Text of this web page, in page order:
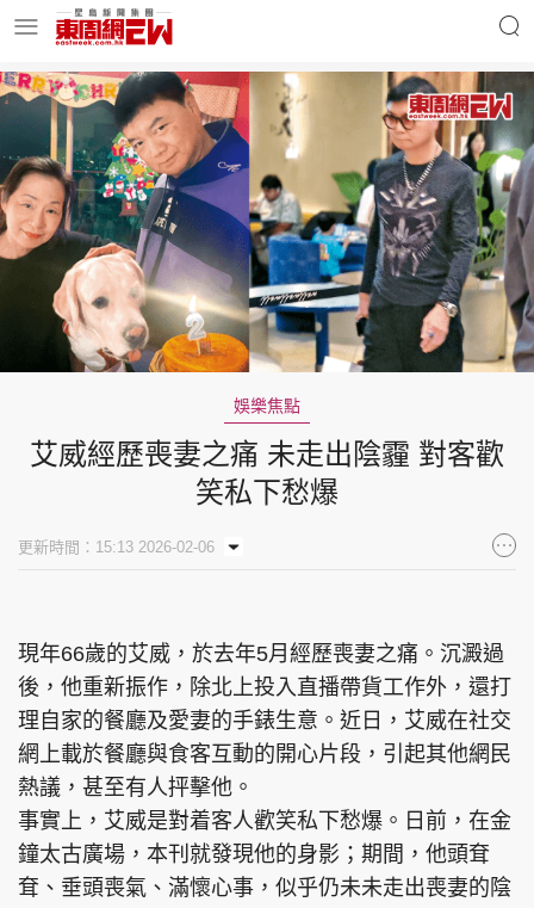
明星名人 時事財經
東周Ladies 優享生活
東周食玩通 會員活動
玄學靈異 東周專欄
東周刊 cazbuyer 東Touch
PCM 電腦廣場 星島頭條 星島日報
娛樂焦點
艾威經歷喪妻之痛 未走出陰霾 對客歡
笑私下愁爆
更新時間：15:13 2026-02-06
現年66歲的艾威，於去年5月經歷喪妻之痛。沉澱過
後，他重新振作，除北上投入直播帶貨工作外，還打
理自家的餐廳及愛妻的手錶生意。近日，艾威在社交
網上載於餐廳與食客互動的開心片段，引起其他網民
熱議，甚至有人抨擊他。
事實上，艾威是對着客人歡笑私下愁爆。日前，在金
鐘太古廣場，本刊就發現他的身影；期間，他頭耷
耷、垂頭喪氣、滿懷心事，似乎仍未未走出喪妻的陰